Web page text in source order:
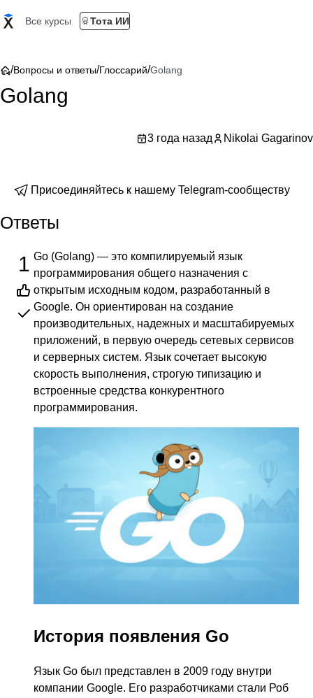
Все курсы Тота ИИ
/Вопросы и ответы/Глоссарий/Golang
Golang
3 года назад Nikolai Gagarinov
Присоединяйтесь к нашему Telegram-сообществу
Ответы
1 Go (Golang) — это компилируемый язык
программирования общего назначения с
открытым исходным кодом, разработанный в
Google. Он ориентирован на создание
производительных, надежных и масштабируемых
приложений, в первую очередь сетевых сервисов
и серверных систем. Язык сочетает высокую
скорость выполнения, строгую типизацию и
встроенные средства конкурентного
программирования.
История появления Go
Язык Go был представлен в 2009 году внутри
компании Google. Его разработчиками стали Роб